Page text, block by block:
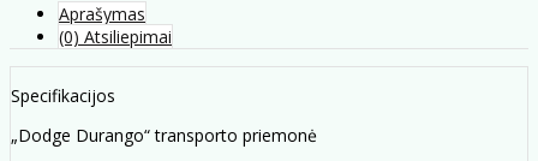
Aprašymas
(0) Atsiliepimai
Specifikacijos
„Dodge Durango“ transporto priemonė